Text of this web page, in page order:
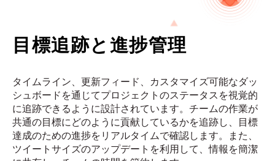
目標追跡と進捗管理
タイムライン、更新フィード、カスタマイズ可能なダッ
シュボードを通じてプロジェクトのステータスを視覚的
に追跡できるように設計されています。チームの作業が
共通の目標にどのように貢献しているかを追跡し、目標
達成のための進捗をリアルタイムで確認します。また、
ツイートサイズのアップデートを利用して、情報を簡潔